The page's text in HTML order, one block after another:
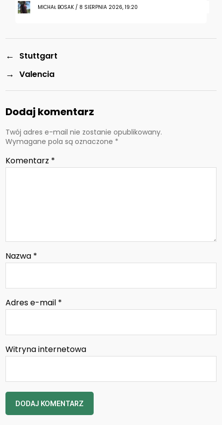
MICHAŁ BOSAK / 8 SIERPNIA 2026, 19:20
← Stuttgart
→ Valencia
Dodaj komentarz
Twój adres e-mail nie zostanie opublikowany.
Wymagane pola są oznaczone *
Komentarz *
Nazwa *
Adres e-mail *
Witryna internetowa